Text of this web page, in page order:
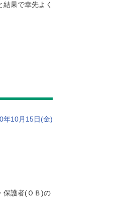
果で幸先よく
年10月15日(金)
保護者(ＯＢ)の